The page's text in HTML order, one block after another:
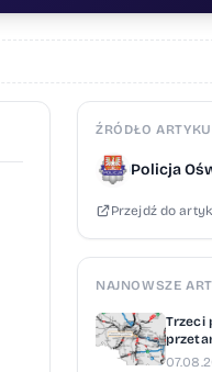
ŹRÓDŁO
Policja
Przejdź do
NAJNOWSZE
Trzeci